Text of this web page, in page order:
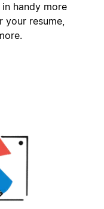
handy more
your resume,